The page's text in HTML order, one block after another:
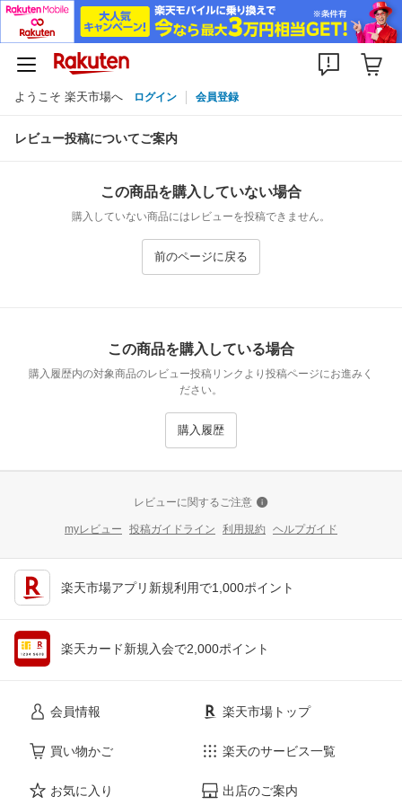
ようこそ 楽天市場へ ログイン 会員登録
レビュー投稿についてご案内
この商品を購入していない場合
購入していない商品にはレビューを投稿できません。
前のページに戻る
この商品を購入している場合
購入履歴内の対象商品のレビュー投稿リンクより投稿ページにお進みく
ださい。
購入履歴
レビューに関するご注意
myレビュー 投稿ガイドライン 利用規約 ヘルプガイド
楽天市場アプリ新規利用で1,000ポイント
楽天カード新規入会で2,000ポイント
会員情報
買い物かご
お気に入り
楽天市場トップ
楽天のサービス一覧
出店のご案内